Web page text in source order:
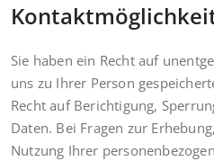
Sie haben ein Recht auf
uns zu Ihrer Person
Recht auf Berichtigung,
Daten. Bei Fragen zur
Nutzung Ihrer